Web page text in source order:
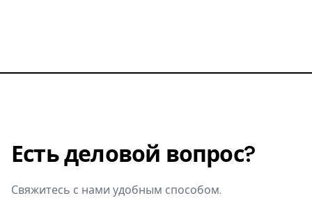
Есть деловой вопрос?
Свяжитесь с нами удобным способом.